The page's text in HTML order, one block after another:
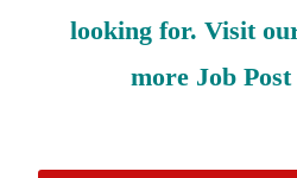
looking for. Visit
more Job